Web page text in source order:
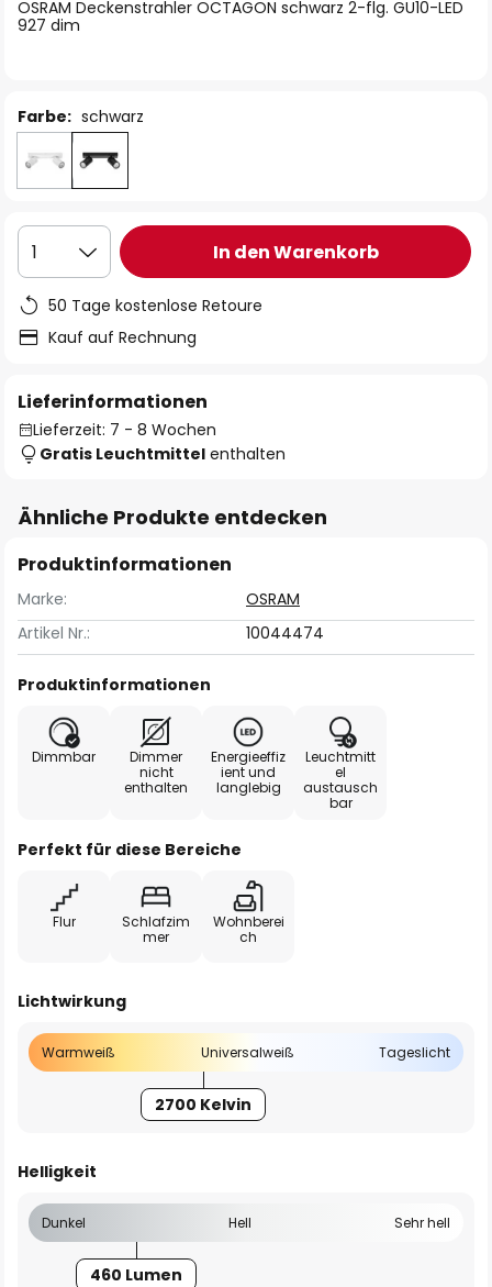
OSRAM Deckenstrahler OCTAGON schwarz 2-flg. GU10-LED
927 dim
Farbe: schwarz
1 In den Warenkorb
50 Tage kostenlose Retoure
Kauf auf Rechnung
Lieferinformationen
Lieferzeit: 7 - 8 Wochen
Gratis Leuchtmittel enthalten
Ähnliche Produkte entdecken
Produktinformationen
Marke:
OSRAM
Artikel Nr.:
10044474
Produktinformationen
Dimmbar
Dimmer
nicht
enthalten
Energieeffiz
ient und
langlebig
Leuchtmitt
el
austausch
bar
Perfekt für diese Bereiche
Flur
Schlafzim
mer
Wohnberei
ch
Lichtwirkung
Warmweiß Universalweiß Tageslicht
2700 Kelvin
Helligkeit
Dunkel Hell Sehr hell
460 Lumen